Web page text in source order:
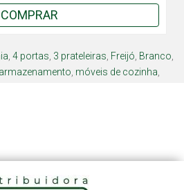
COMPRAR
4 portas 3 prateleiras Freijó Branco
armazenamento móveis de cozinha